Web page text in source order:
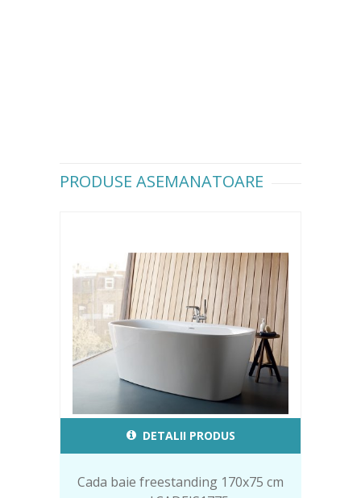
PRODUSE ASEMANATOARE
DETALII PRODUS
Cada baie freestanding 170x75 cm